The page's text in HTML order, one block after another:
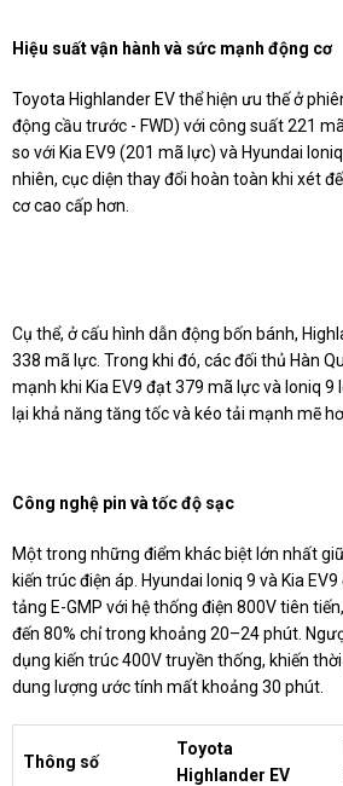
Hiệu suất vận hành và sức mạnh động cơ
Toyota Highlander EV thể hiện ưu thế ở
động cầu trước - FWD) với công suất 221
so với Kia EV9 (201 mã lực) và Hyundai
nhiên, cục diện thay đổi hoàn toàn khi xét
cơ cao cấp hơn.
Cụ thể, ở cấu hình dẫn động bốn bánh,
338 mã lực. Trong khi đó, các đối thủ Hàn
mạnh khi Kia EV9 đạt 379 mã lực và Ioniq
lại khả năng tăng tốc và kéo tải mạnh mẽ
Công nghệ pin và tốc độ sạc
Một trong những điểm khác biệt lớn nhất
kiến trúc điện áp. Hyundai Ioniq 9 và Kia
tảng E-GMP với hệ thống điện 800V tiên
đến 80% chỉ trong khoảng 20–24 phút.
dụng kiến trúc 400V truyền thống, khiến
dung lượng ước tính mất khoảng 30 phút.
Thông số
Toyota
Highlander EV